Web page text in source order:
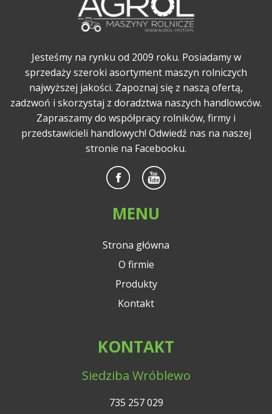
Jesteśmy na rynku od 2009 roku. Posiadamy w
sprzedaży szeroki asortyment maszyn rolniczych
najwyższej jakości. Zapoznaj się z naszą ofertą,
zadzwoń i skorzystaj z doradztwa naszych handlowców.
Zapraszamy do współpracy rolników, firmy i
przedstawicieli handlowych! Odwiedź nas na naszej
stronie na Facebooku.
MENU
Strona główna
O firmie
Produkty
Kontakt
KONTAKT
Siedziba Wróblewo
735 257 029